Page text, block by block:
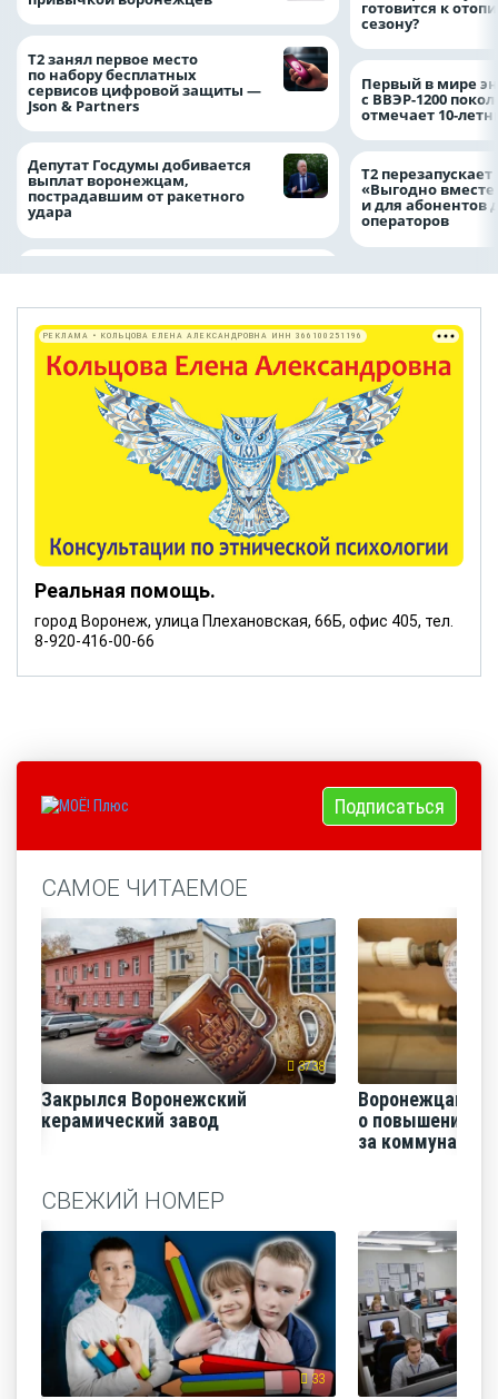
Т2 занял первое место
по набору бесплатных
сервисов цифровой защиты —
Json & Partners
Депутат Госдумы добивается
выплат воронежцам,
пострадавшим от ракетного
удара
готовится к
сезону?
Первый в мире
с ВВЭР-1200
отмечает 10-
Т2
«Выгодно
и для абонентов
операторов
Реальная помощь.
город Воронеж, улица Плехановская, 66Б, офис 405, тел.
8-920-416-00-66
РЕКЛАМА • КОЛЬЦОВА ЕЛЕНА АЛЕКСАНДРОВНА ИНН 366100251196
Подписаться
САМОЕ ЧИТАЕМОЕ
3738
Закрылся Воронежский
керамический завод
Воронежцам
о повышении
за
СВЕЖИЙ НОМЕР
33